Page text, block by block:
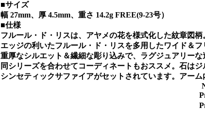
■サイズ
幅 27mm、厚 4.5mm、重さ 14.2g FREE(9-23号）
■仕様
フルール・ド・リスは、アヤメの花を様式化した紋章図柄
エッジの利いたフルール・ド・リスを多用したワイド＆フ
重厚なシルエット＆繊細な彫り込みで、ラグジュアリーな
同シリーズを合わせてコーディネートもおススメ。石はジ
シンセティックサファイアがセットされています。アーム